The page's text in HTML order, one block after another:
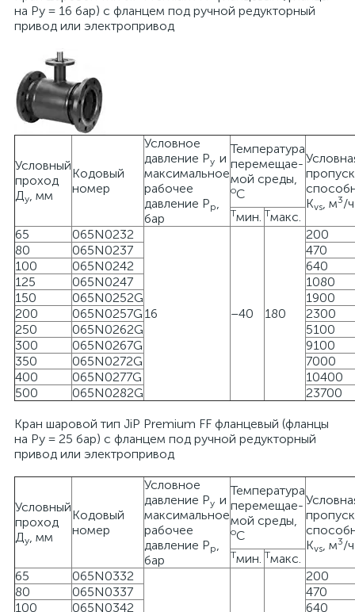
на Ру = 16 бар) с фланцем под ручной редукторный
привод или электропривод
Условный
проход
Ду, мм
Кодовый
номер
Условное
давление Ру и
максимальное
рабочее
давление Рр,
бар
Температура
перемещае-
мой среды,
оС
Kvs, м3/ч
Тмин. Тмакс.
65
065N0232
16 –40 180
200
80
065N0237
470
100
065N0242
640
125
065N0247
1080
150
065N0252G
1900
200
065N0257G
2300
250
065N0262G
5100
300
065N0267G
9100
350
065N0272G
7000
400
065N0277G
10400
500
065N0282G 23700
Кран шаровой тип JiP Premium FF фланцевый (фланцы
на Ру = 25 бар) с фланцем под ручной редукторный
привод или электропривод
Условный
проход
Ду, мм
Кодовый
номер
Условное
давление Ру и
максимальное
рабочее
давление Рр,
бар
Температура
перемещае-
мой среды,
оС
Kvs, м3/ч
Тмин. Тмакс.
65
065N0332
200
80
065N0337
470
100
065N0342 640